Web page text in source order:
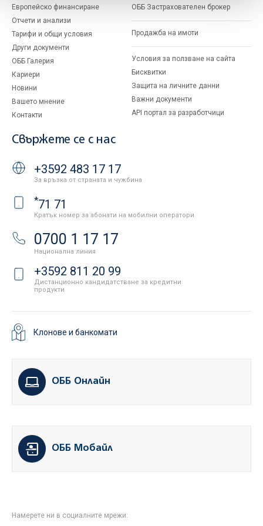
Европейско финансиране
Отчети и анализи
Тарифи и общи условия
Други документи
ОББ Галерия
Кариери
Новини
Вашето мнение
Контакти
ОББ Застрахователен брокер
Продажба на имоти
Условия за ползване на сайта
Бисквитки
Защита на личните данни
Важни документи
API портал за разработчици
Свържете се с нас
+3592 483 17 17
За връзка от страната и чужбина
*71 71
Кратък номер за абонати на мобилни оператори
0700 1 17 17
Национална линия
+3592 811 20 99
Дистанционно кандидатстване за кредитни
продукти
Клонове и банкомати
ОББ Онлайн
ОББ Мобайл
Намерете ни в социалните мрежи: